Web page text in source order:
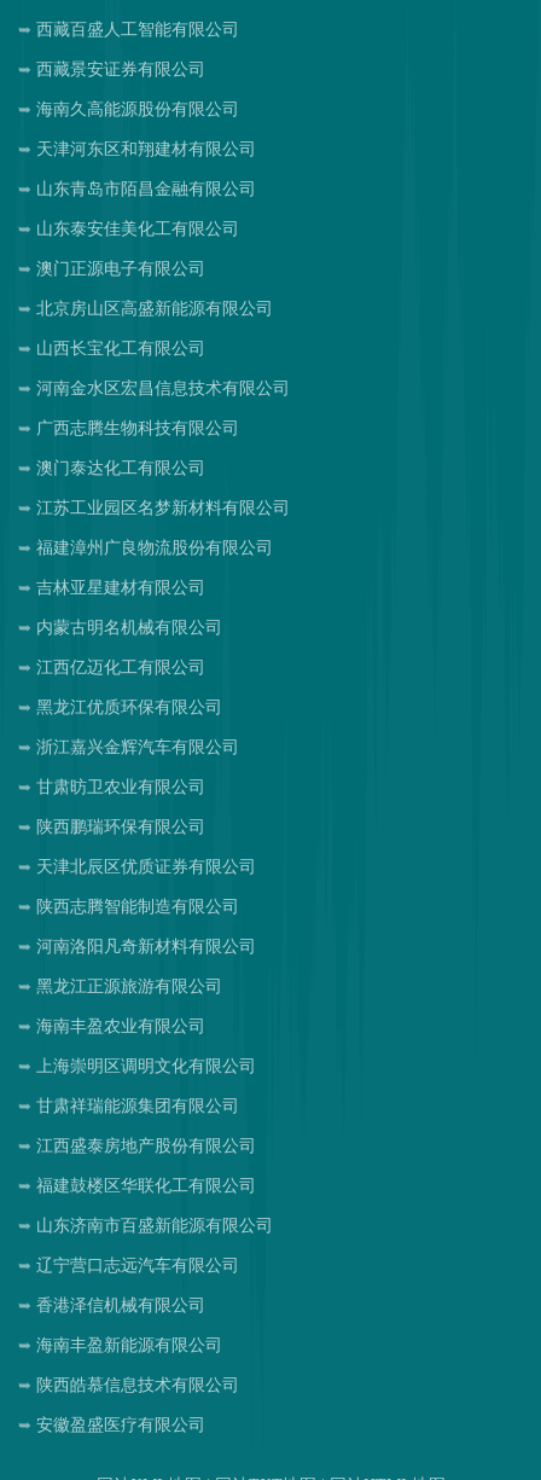
西藏百盛人工智能有限公司
西藏景安证券有限公司
海南久高能源股份有限公司
天津河东区和翔建材有限公司
山东青岛市陌昌金融有限公司
山东泰安佳美化工有限公司
澳门正源电子有限公司
北京房山区高盛新能源有限公司
山西长宝化工有限公司
河南金水区宏昌信息技术有限公司
广西志腾生物科技有限公司
澳门泰达化工有限公司
江苏工业园区名梦新材料有限公司
福建漳州广良物流股份有限公司
吉林亚星建材有限公司
内蒙古明名机械有限公司
江西亿迈化工有限公司
黑龙江优质环保有限公司
浙江嘉兴金辉汽车有限公司
甘肃昉卫农业有限公司
陕西鹏瑞环保有限公司
天津北辰区优质证券有限公司
陕西志腾智能制造有限公司
河南洛阳凡奇新材料有限公司
黑龙江正源旅游有限公司
海南丰盈农业有限公司
上海崇明区调明文化有限公司
甘肃祥瑞能源集团有限公司
江西盛泰房地产股份有限公司
福建鼓楼区华联化工有限公司
山东济南市百盛新能源有限公司
辽宁营口志远汽车有限公司
香港泽信机械有限公司
海南丰盈新能源有限公司
陕西皓慕信息技术有限公司
安徽盈盛医疗有限公司